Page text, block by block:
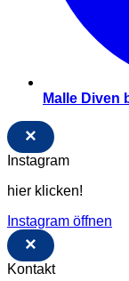
Malle Diven
×
Instagram
hier klicken!
Instagram öffnen
×
Kontakt